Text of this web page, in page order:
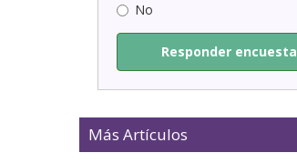
No
Responder encuesta
Más Artículos